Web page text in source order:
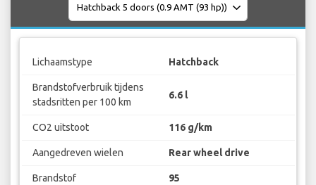
Lichaamstype Hatchback
Brandstofverbruik tijdens
stadsritten per 100 km
6.6 l
CO2 uitstoot 116 g/km
Aangedreven wielen Rear wheel drive
Brandstof 95